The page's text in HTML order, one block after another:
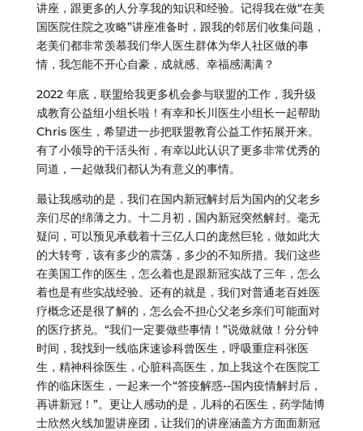
讲座，跟更多的人分享我的知识和经验。记得我在做“在美
国医院住院之攻略”讲座准备时，跟我的邻居们收集问题，
老美们都非常羡慕我们华人医生群体为华人社区做的事
情，我怎能不开心自豪，成就感、幸福感满满？
2022 年底，联盟给我更多机会参与联盟的工作，我升级
成教育公益组小组长啦！有幸和长川医生小组长一起帮助
Chris 医生，希望进一步把联盟教育公益工作拓展开来。
有了小领导的干活头衔，有幸以此认识了更多非常优秀的
同道，一起做我们都认为有意义的事情。
最让我感动的是，我们在国内新冠解封后为国内的父老乡
亲们尽的绵薄之力。十二月初，国内新冠突然解封。毫无
疑问，可以预见承载着十三亿人口的庞然巨轮，做如此大
的大转弯，该有多少的震荡，多少的不知所措。我们这些
在美国工作的医生，怎么着也是跟新冠实战了三年，怎么
着也是有些实战经验。还有的就是，我们对普通老百姓医
疗概念还是很了解的，怎么会不担心父老乡亲们可能面对
的医疗挤兑。“我们一定要做些事情！”说做就做！分分钟
时间，我找到一线临床速诊科曾医生，呼吸重症科张医
生，精神科徐医生，心脏科高医生，加上我这个在医院工
作的临床医生，一起来一个“答疫解惑--国内疫情解封后，
再讲新冠！”。更让人感动的是，儿科的石医生，药学陆博
士欣然火线加盟讲座团，让我们的讲座涵盖方方面面新冠